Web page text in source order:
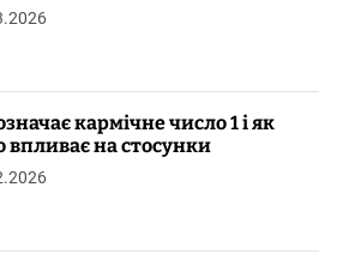
кармічне число 1 і як
впливає на стосунки